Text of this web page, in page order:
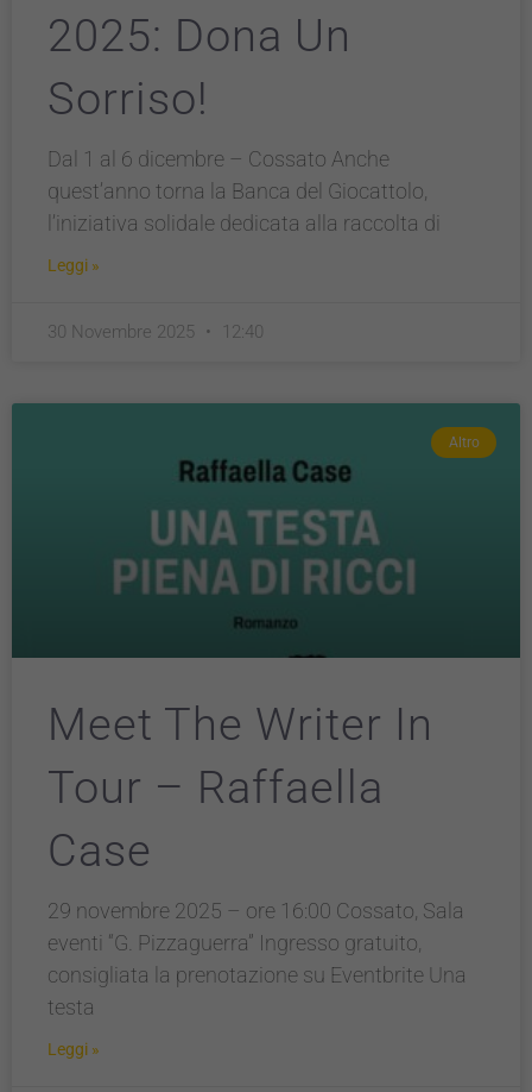
2025: Dona Un
Sorriso!
Dal 1 al 6 dicembre – Cossato Anche
quest’anno torna la Banca del Giocattolo,
l’iniziativa solidale dedicata alla raccolta di
Leggi »
30 Novembre 2025 12:40
Altro
Meet The Writer In
Tour – Raffaella
Case
29 novembre 2025 – ore 16:00 Cossato, Sala
eventi “G. Pizzaguerra” Ingresso gratuito,
consigliata la prenotazione su Eventbrite Una
testa
Leggi »